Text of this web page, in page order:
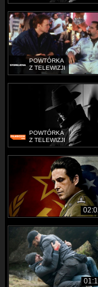
POWTÓRKA
Z TELEWIZJI
POWTÓRKA
Z TELEWIZJI